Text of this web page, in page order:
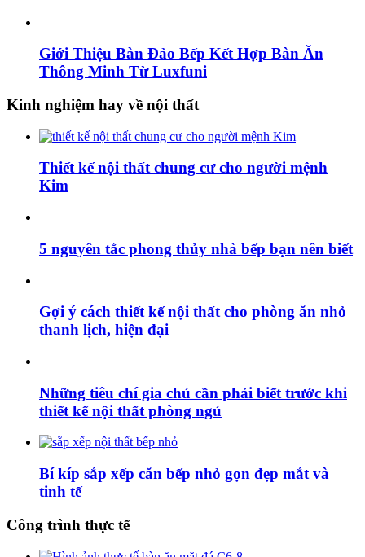
Giới Thiệu Bàn Đảo Bếp Kết Hợp Bàn Ăn
Thông Minh Từ Luxfuni
Kinh nghiệm hay về nội thất
Thiết kế nội thất chung cư cho người mệnh
Kim
5 nguyên tắc phong thủy nhà bếp bạn nên biết
Gợi ý cách thiết kế nội thất cho phòng ăn nhỏ
thanh lịch, hiện đại
Những tiêu chí gia chủ cần phải biết trước khi
thiết kế nội thất phòng ngủ
Bí kíp sắp xếp căn bếp nhỏ gọn đẹp mắt và
tinh tế
Công trình thực tế